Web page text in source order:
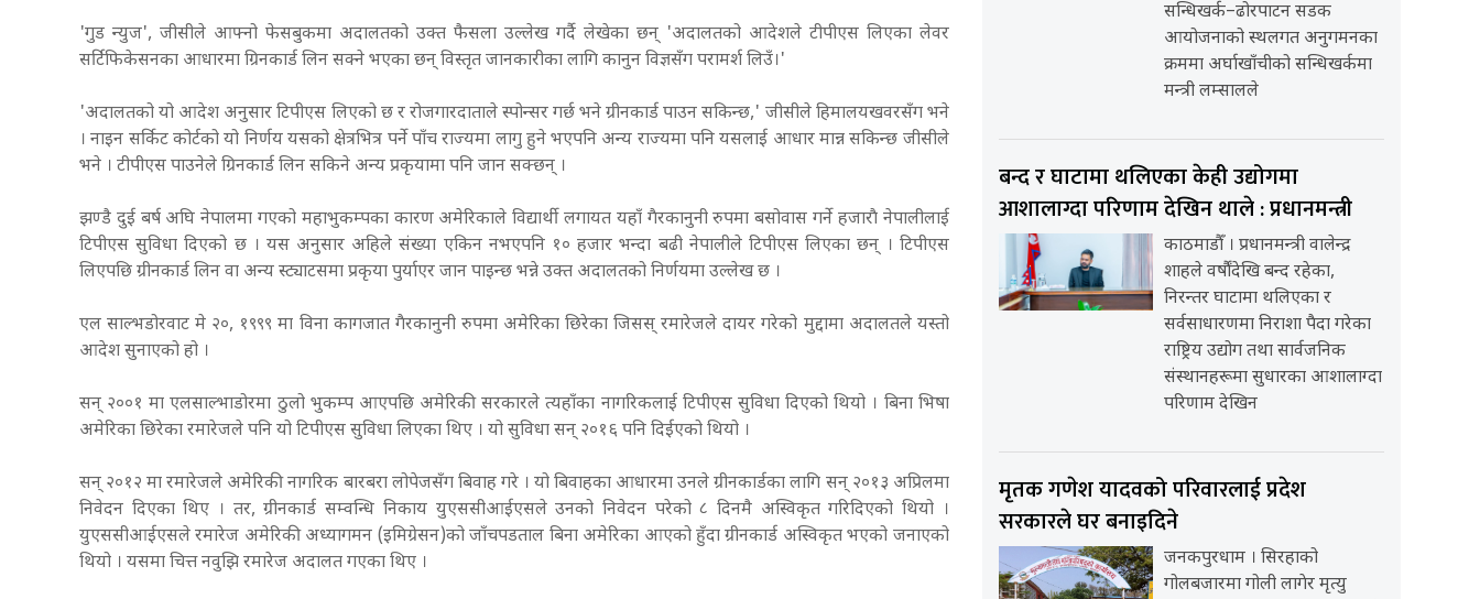
'गुड न्युज', जीसीले आफ्नो फेसबुकमा अदालतको उक्त फैसला उल्लेख गर्दै लेखेका छन् 'अदालतको आदेशले टीपीएस लिएका लेवर
सर्टिफिकेसनका आधारमा ग्रिनकार्ड लिन सक्ने भएका छन् विस्तृत जानकारीका लागि कानुन विज्ञसँग परामर्श लिउँ।'
'अदालतको यो आदेश अनुसार टिपीएस लिएको छ र रोजगारदाताले स्पोन्सर गर्छ भने ग्रीनकार्ड पाउन सकिन्छ,' जीसीले हिमालयखवरसँग भने
। नाइन सर्किट कोर्टको यो निर्णय यसको क्षेत्रभित्र पर्ने पाँच राज्यमा लागु हुने भएपनि अन्य राज्यमा पनि यसलाई आधार मान्न सकिन्छ जीसीले
भने । टीपीएस पाउनेले ग्रिनकार्ड लिन सकिने अन्य प्रकृयामा पनि जान सक्छन् ।
झण्डै दुई बर्ष अघि नेपालमा गएको महाभुकम्पका कारण अमेरिकाले विद्यार्थी लगायत यहाँ गैरकानुनी रुपमा बसोवास गर्ने हजाराै नेपालीलाई
टिपीएस सुविधा दिएको छ । यस अनुसार अहिले संख्या एकिन नभएपनि १० हजार भन्दा बढी नेपालीले टिपीएस लिएका छन् । टिपीएस
लिएपछि ग्रीनकार्ड लिन वा अन्य स्ट्याटसमा प्रकृया पुर्याएर जान पाइन्छ भन्ने उक्त अदालतको निर्णयमा उल्लेख छ ।
एल साल्भडोरवाट मे २०, १९९९ मा विना कागजात गैरकानुनी रुपमा अमेरिका छिरेका जिसस् रमारेजले दायर गरेको मुद्दामा अदालतले यस्तो
आदेश सुनाएको हो ।
सन् २००१ मा एलसाल्भाडोरमा ठुलो भुकम्प आएपछि अमेरिकी सरकारले त्यहाँका नागरिकलाई टिपीएस सुविधा दिएको थियो । बिना भिषा
अमेरिका छिरेका रमारेजले पनि यो टिपीएस सुविधा लिएका थिए । यो सुविधा सन् २०१६ पनि दिईएको थियो ।
सन् २०१२ मा रमारेजले अमेरिकी नागरिक बारबरा लोपेजसँग बिवाह गरे । यो बिवाहका आधारमा उनले ग्रीनकार्डका लागि सन् २०१३ अप्रिलमा
निवेदन दिएका थिए । तर, ग्रीनकार्ड सम्वन्धि निकाय युएससीआईएसले उनको निवेदन परेको ८ दिनमै अस्विकृत गरिदिएको थियो ।
युएससीआईएसले रमारेज अमेरिकी अध्यागमन (इमिग्रेसन)को जाँचपडताल बिना अमेरिका आएको हुँदा ग्रीनकार्ड अस्विकृत भएको जनाएको
थियो । यसमा चित्त नवुझि रमारेज अदालत गएका थिए ।
सन्धिखर्क–ढोरपाटन सडक
आयोजनाको स्थलगत अनुगमनका
क्रममा अर्घाखाँचीको सन्धिखर्कमा
मन्त्री लम्सालले
बन्द र घाटामा थलिएका केही उद्योगमा
आशालाग्दा परिणाम देखिन थाले : प्रधानमन्त्री
काठमाडौँ । प्रधानमन्त्री वालेन्द्र
शाहले वर्षौंदेखि बन्द रहेका,
निरन्तर घाटामा थलिएका र
सर्वसाधारणमा निराशा पैदा गरेका
राष्ट्रिय उद्योग तथा सार्वजनिक
संस्थानहरूमा सुधारका आशालाग्दा
परिणाम देखिन
मृतक गणेश यादवको परिवारलाई प्रदेश
सरकारले घर बनाइदिने
जनकपुरधाम । सिरहाको
गोलबजारमा गोली लागेर मृत्यु